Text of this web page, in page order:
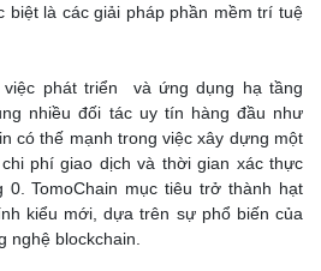
biệt là các giải pháp phần mềm trí tuệ
phát triển và ứng dụng hạ tầng
nhiều đối tác uy tín hàng đầu như
có thế mạnh trong việc xây dựng một
phí giao dịch và thời gian xác thực
TomoChain mục tiêu trở thành hạt
kiểu mới, dựa trên sự phổ biến của
nghệ blockchain.